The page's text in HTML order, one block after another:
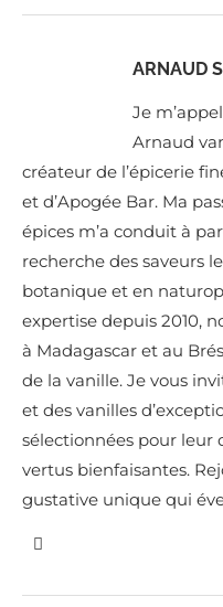
ARNAUD
Je
Arnaud
créateur de l’épicerie
et d’Apogée Bar. Ma
épices m’a conduit à
recherche des saveurs
botanique et en
expertise depuis 2010,
à Madagascar et au
de la vanille. Je vous
et des vanilles
sélectionnées pour leur
vertus bienfaisantes.
gustative unique qui